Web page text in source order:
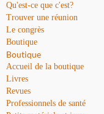
Qu'est-ce que c'est?
Trouver une réunion
Le congrès
Boutique
Boutique
Accueil de la boutique
Livres
Revues
Professionnels de santé